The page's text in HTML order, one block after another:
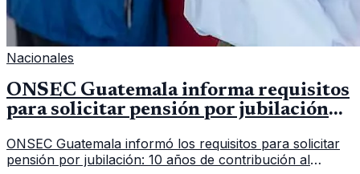
Nacionales
ONSEC Guatemala informa requisitos
para solicitar pensión por jubilación
ONSEC Guatemala informó los requisitos para solicitar
pensión por jubilación: 10 años de contribución al